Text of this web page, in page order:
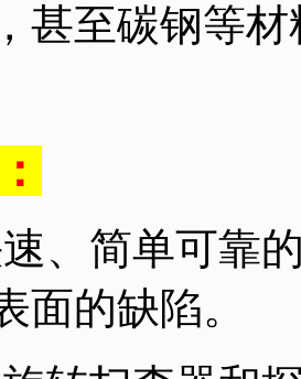
甚至碳钢等
、简单可靠
面的缺陷。